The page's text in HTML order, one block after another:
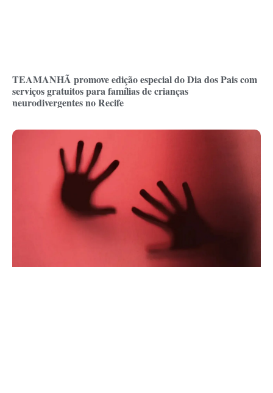
TEAMANHÃ promove edição especial do Dia dos Pais com
serviços gratuitos para famílias de crianças
neurodivergentes no Recife